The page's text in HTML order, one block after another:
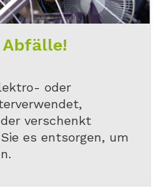
Abfälle!
oder
verschenkt
es entsorgen, um